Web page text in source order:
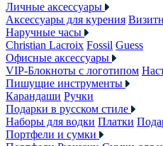
Личные аксессуары
Аксессуары для курения
Наручные часы
Christian Lacroix Fossil Guess
Офисные аксессуары
VIP-Блокноты с логотипом
Пишущие инструменты
Карандаши Ручки
Подарки в русском стиле
Наборы для водки Платки
Портфели и сумки